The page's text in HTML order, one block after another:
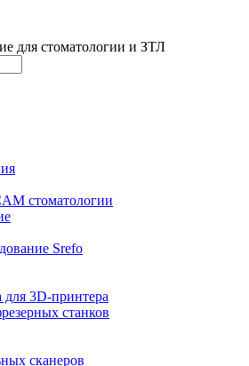
для стоматологии и ЗТЛ
стоматологии
Srefo
3D-принтера
станков
сканеров